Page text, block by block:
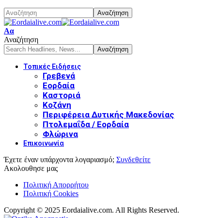
Font
Resizer
Αα
Αναζήτηση
Τοπικές Ειδήσεις
Γρεβενά
Εορδαία
Καστοριά
Κοζάνη
Περιφέρεια Δυτικής Μακεδονίας
Πτολεμαΐδα / Εορδαία
Φλώρινα
Επικοινωνία
Έχετε έναν υπάρχοντα λογαριασμό; Συνδεθείτε
Ακολουθησε μας
Πολιτική Απορρήτου
Πολιτική Cookies
Copyright © 2025 Eordaialive.com. All Rights Reserved.